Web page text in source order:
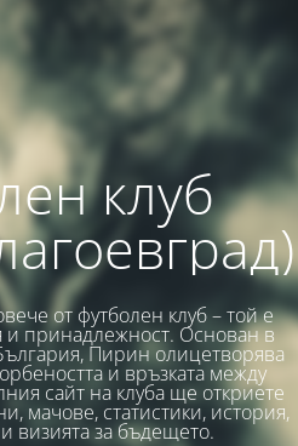
клуб
от футболен клуб – той е
и принадлежност. Основан в
Пирин олицетворява
и връзката между
сайт на клуба ще откриете
мачове, статистики, история,
визията за бъдещето.